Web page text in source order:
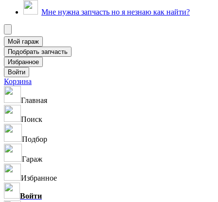
Мне нужна запчасть но я незнаю как найти?
Корзина
Главная
Поиск
Подбор
Гараж
Избранное
Войти